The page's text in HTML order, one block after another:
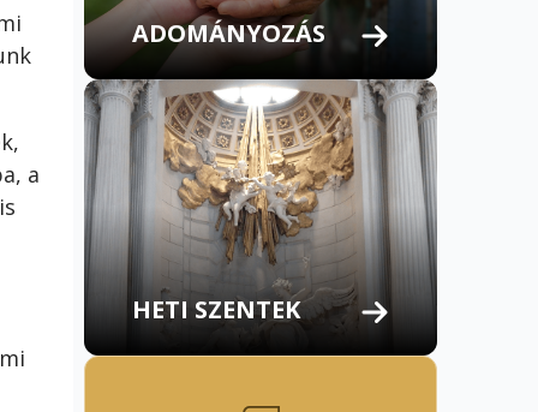
a
ADOMÁNYOZÁS
HETI SZENTEK